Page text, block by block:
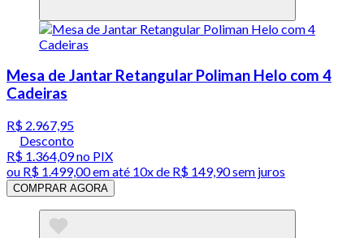
Mesa de Jantar Retangular Poliman Helo com 4
Cadeiras
R$ 2.967,95
Desconto
R$ 1.364,09no PIX
ou R$ 1.499,00em até 10x de R$ 149,90 sem juros
COMPRAR AGORA